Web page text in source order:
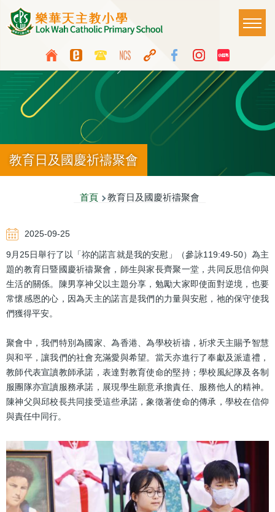
移至主內容
Top
Media
Icon
Button
Language
switcher
Main
教育日及國慶祈禱聚會
連
結
首頁 教育日及國慶祈禱聚會
2025-09-25
9月25日舉行了以「祢的諾言就是我的安慰」（參詠119:49-50）為主
題的教育日暨國慶祈禱聚會，師生與家長齊聚一堂，共同反思信仰與
生活的關係。陳男享神父以主題分享，勉勵大家即使面對逆境，也要
常懷感恩的心，因為天主的諾言是我們的力量與安慰，祂的保守使我
們獲得平安。
聚會中，我們特別為國家、為香港、為學校祈禱，祈求天主賜予智慧
與和平，讓我們的社會充滿愛與希望。當天亦進行了奉獻及派遣禮，
教師代表宣讀教師承諾，表達對教育使命的堅持；學校風紀隊及各制
服團隊亦宣讀服務承諾，展現學生願意承擔責任、服務他人的精神。
陳神父與邱校長共同接受這些承諾，象徵著使命的傳承，學校在信仰
與責任中同行。